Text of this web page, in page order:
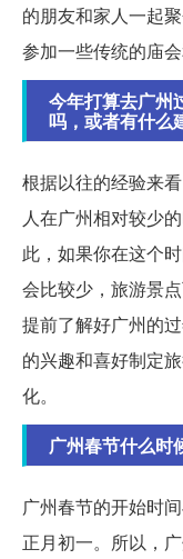
的朋友和家人一起
参加一些传统的庙
今年打算去广州
吗，或者有什么
根据以往的经验来
人在广州相对较少
此，如果你在这个
会比较少，旅游景
提前了解好广州的
的兴趣和喜好制定
化。
广州春节什么时
广州春节的开始时
正月初一。所以，